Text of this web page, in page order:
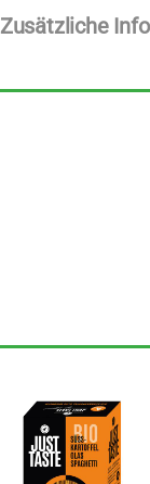
Zusätzliche